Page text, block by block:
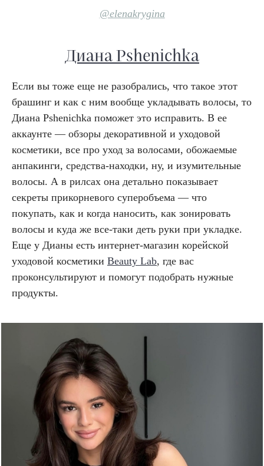
@elenakrygina
Диана Pshenichka
Если вы тоже еще не разобрались, что такое этот
брашинг и как с ним вообще укладывать волосы, то
Диана Pshenichka поможет это исправить. В ее
аккаунте — обзоры декоративной и уходовой
косметики, все про уход за волосами, обожаемые
анпакинги, средства-находки, ну, и изумительные
волосы. А в рилсах она детально показывает
секреты прикорневого суперобъема — что
покупать, как и когда наносить, как зонировать
волосы и куда же все-таки деть руки при укладке.
Еще у Дианы есть интернет-магазин корейской
уходовой косметики Beauty Lab, где вас
проконсультируют и помогут подобрать нужные
продукты.